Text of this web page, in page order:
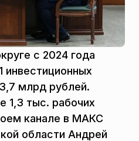
с 2024 года
инвестиционных
млрд рублей.
1,3 тыс. рабочих
канале в МАКС
области Андрей